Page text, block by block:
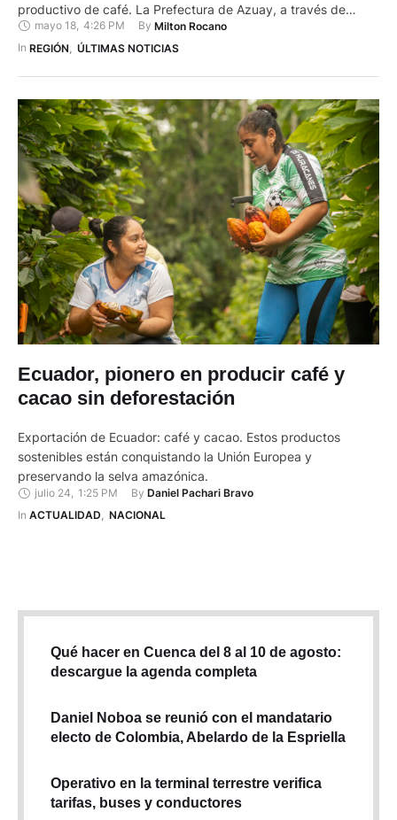
productivo de café. La Prefectura de Azuay, a través de
AgroAzuay, durante los últimos días se entregaron 19.400
plantas de café y 407 sacos de abono orgánico bokashi,
mayo 18, 4:26 PM By Milton Rocano
In REGIÓN ÚLTIMAS NOTICIAS
Ecuador, pionero en producir café y
cacao sin deforestación
Exportación de Ecuador: café y cacao. Estos productos
sostenibles están conquistando la Unión Europea y
preservando la selva amazónica.
julio 24 1:25 PM By Daniel Pachari Bravo
In ACTUALIDAD, NACIONAL
Qué hacer en Cuenca del 8 al 10 de agosto:
descargue la agenda completa
Daniel Noboa se reunió con el mandatario
electo de Colombia, Abelardo de la Espriella
Operativo en la terminal terrestre verifica
tarifas, buses y conductores